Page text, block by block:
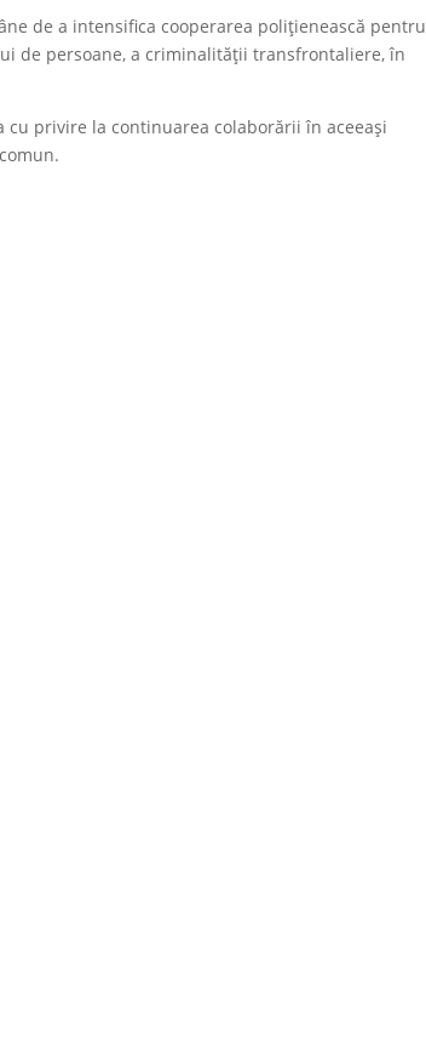
de a intensifica cooperarea polițienească pentru
de persoane, a criminalității transfrontaliere, în
privire la continuarea colaborării în aceeași